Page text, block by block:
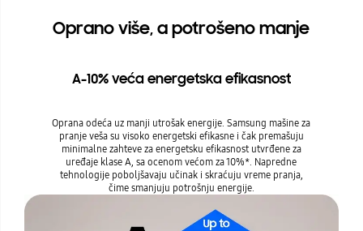
Oprano više, a potrošeno manje
A-10% veća energetska efikasnost
Oprana odeća uz manji utrošak energije. Samsung mašine za
pranje veša su visoko energetski efikasne i čak premašuju
minimalne zahteve za energetsku efikasnost utvrđene za
uređaje klase A, sa ocenom većom za 10%*. Napredne
tehnologije poboljšavaju učinak i skraćuju vreme pranja,
čime smanjuju potrošnju energije.